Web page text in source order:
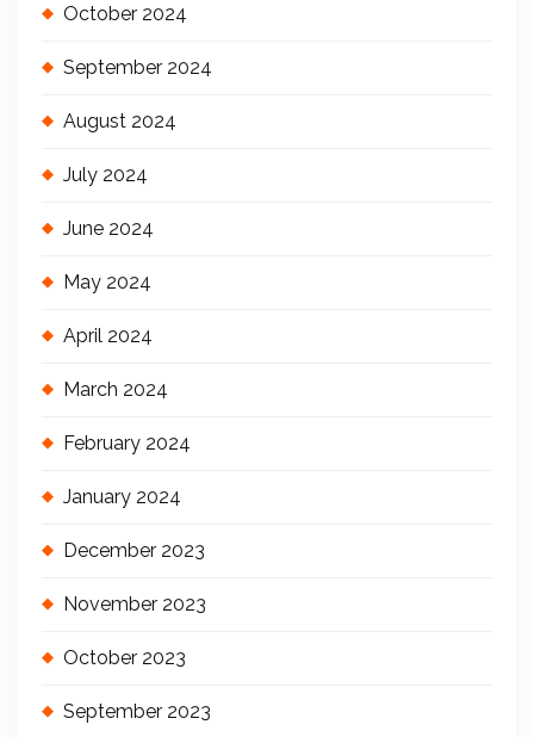
October 2024
September 2024
August 2024
July 2024
June 2024
May 2024
April 2024
March 2024
February 2024
January 2024
December 2023
November 2023
October 2023
September 2023